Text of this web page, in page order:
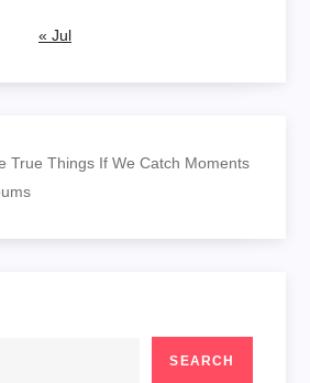
« Jul
True Things If We Catch Moments
SEARCH